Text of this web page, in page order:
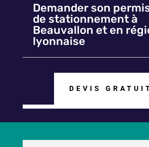
Demander son
de stationnement à
Beauvallon et en
lyonnaise
DEVIS